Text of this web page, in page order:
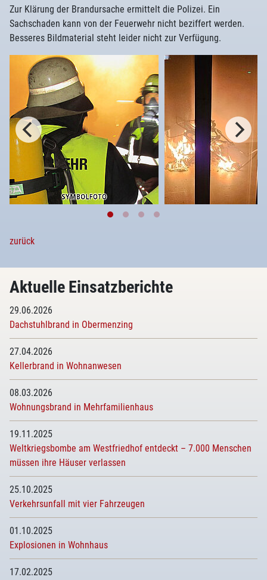
Zur Klärung der Brandursache ermittelt die Polizei. Ein
Sachschaden kann von der Feuerwehr nicht beziffert werden.
Besseres Bildmaterial steht leider nicht zur Verfügung.
zurück
Aktuelle Einsatzberichte
29.06.2026
Dachstuhlbrand in Obermenzing
27.04.2026
Kellerbrand in Wohnanwesen
08.03.2026
Wohnungsbrand in Mehrfamilienhaus
19.11.2025
Weltkriegsbombe am Westfriedhof entdeckt – 7.000 Menschen
müssen ihre Häuser verlassen
25.10.2025
Verkehrsunfall mit vier Fahrzeugen
01.10.2025
Explosionen in Wohnhaus
17.02.2025